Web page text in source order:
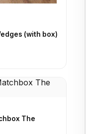
(with box)
The